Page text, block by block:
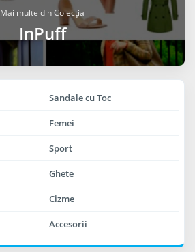
Mai multe din Colecția
InPuff
Sandale cu Toc
Femei
Sport
Ghete
Cizme
Accesorii